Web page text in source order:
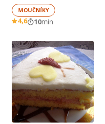
MOUČNÍKY
4,6 10min